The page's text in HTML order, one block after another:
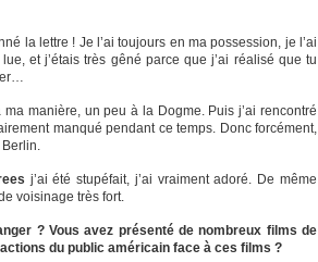
la lettre ! Je l’ai toujours en ma possession, je l’ai
et j’étais très gêné parce que j’ai réalisé que tu
manière, un peu à la Dogme. Puis j’ai rencontré
manqué pendant ce temps. Donc forcément,
j’ai été stupéfait, j’ai vraiment adoré. De même
voisinage très fort.
? Vous avez présenté de nombreux films de
du public américain face à ces films ?